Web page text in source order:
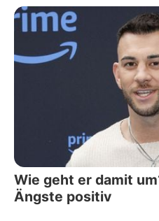
Wie geht er damit
Ängste positiv